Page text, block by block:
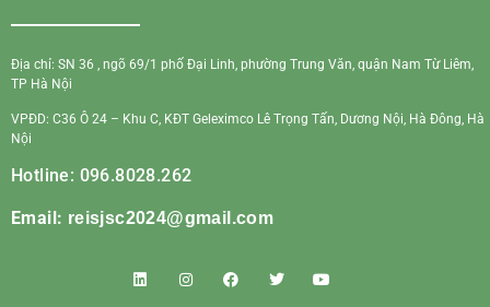
Địa chỉ: SN 36 , ngõ 69/1 phố Đại Linh, phường Trung Văn, quận Nam Từ Liêm,
TP Hà Nội
VPĐD: C36 Ô 24 – Khu C, KĐT Geleximco Lê Trọng Tấn, Dương Nội, Hà Đông, Hà
Nội
Hotline: 096.8028.262
Email: reisjsc2024@gmail.com